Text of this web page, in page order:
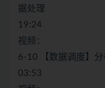
据处理
19:24
视频：
6-10 【数据调度】分
03:53